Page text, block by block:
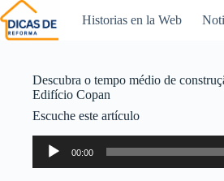
Historias en la Web
Descubra o tempo médio de
Edifício Copan
Escuche este artículo
Reproductor
audio
00:00